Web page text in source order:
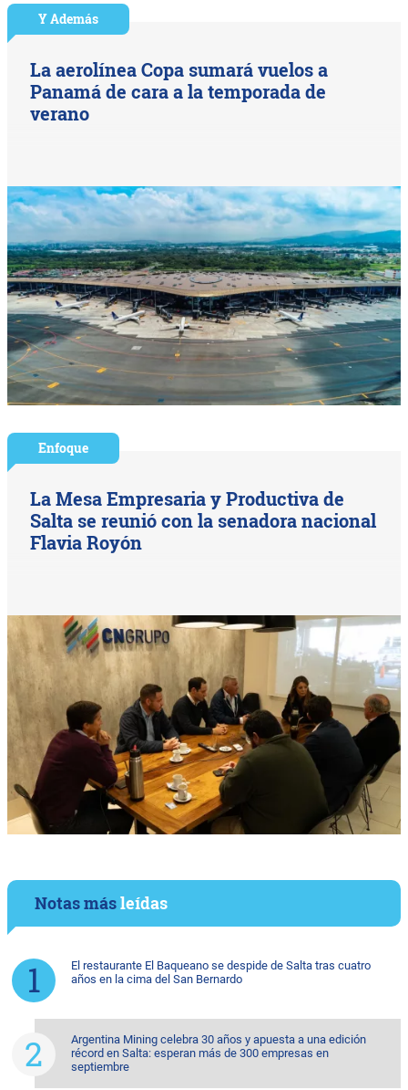
Y Además
La aerolínea Copa sumará vuelos a
Panamá de cara a la temporada de
verano
Enfoque
La Mesa Empresaria y Productiva de
Salta se reunió con la senadora nacional
Flavia Royón
Notas másleídas
El restaurante El Baqueano se despide de Salta tras cuatro
años en la cima del San Bernardo
Argentina Mining celebra 30 años y apuesta a una edición
récord en Salta: esperan más de 300 empresas en
septiembre